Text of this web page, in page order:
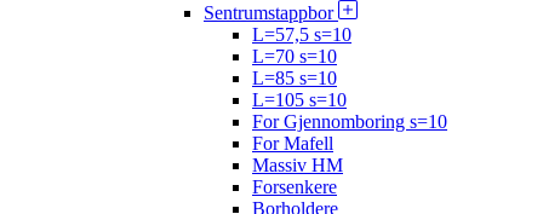
Sentrumstappbor
L=57,5 s=10
L=70 s=10
L=85 s=10
L=105 s=10
For Gjennomboring s=10
For Mafell
Massiv HM
Forsenkere
Borholdere